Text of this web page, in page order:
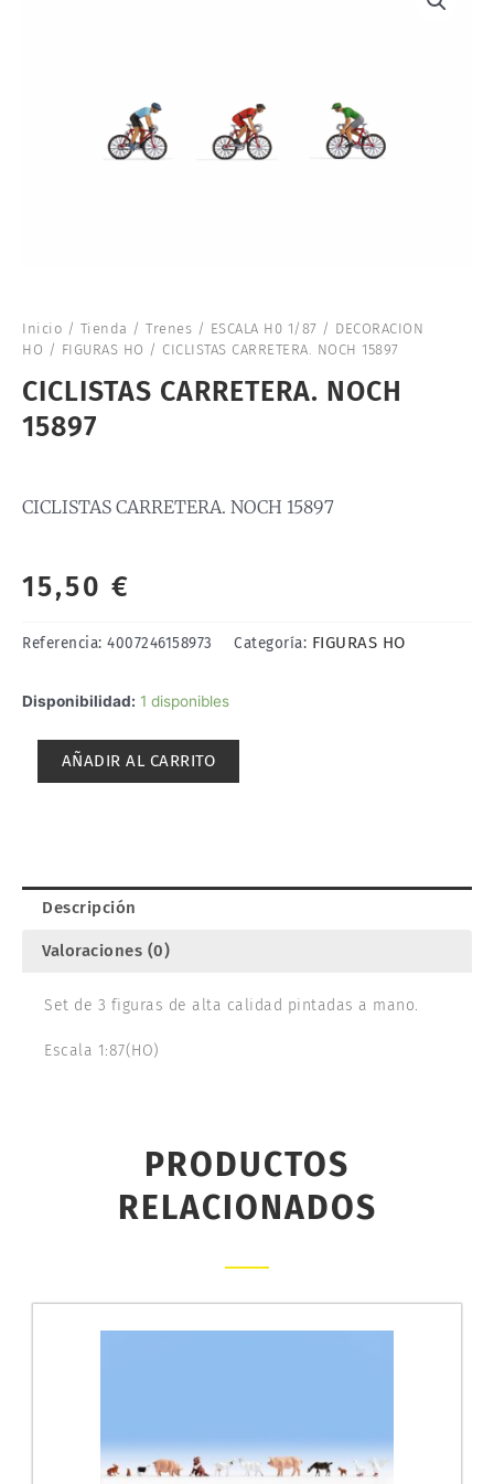
Inicio / Tienda / Trenes / ESCALA H0 1/87 / DECORACION
HO / FIGURAS HO / CICLISTAS CARRETERA. NOCH 15897
CICLISTAS CARRETERA. NOCH
15897
CICLISTAS CARRETERA. NOCH 15897
15,50 €
Referencia: 4007246158973 Categoría: FIGURAS HO
Disponibilidad: 1 disponibles
CICLISTAS
AÑADIR AL CARRITO
Descripción
Valoraciones (0)
Set de 3 figuras de alta calidad pintadas a mano.
Escala 1:87(HO)
PRODUCTOS
RELACIONADOS